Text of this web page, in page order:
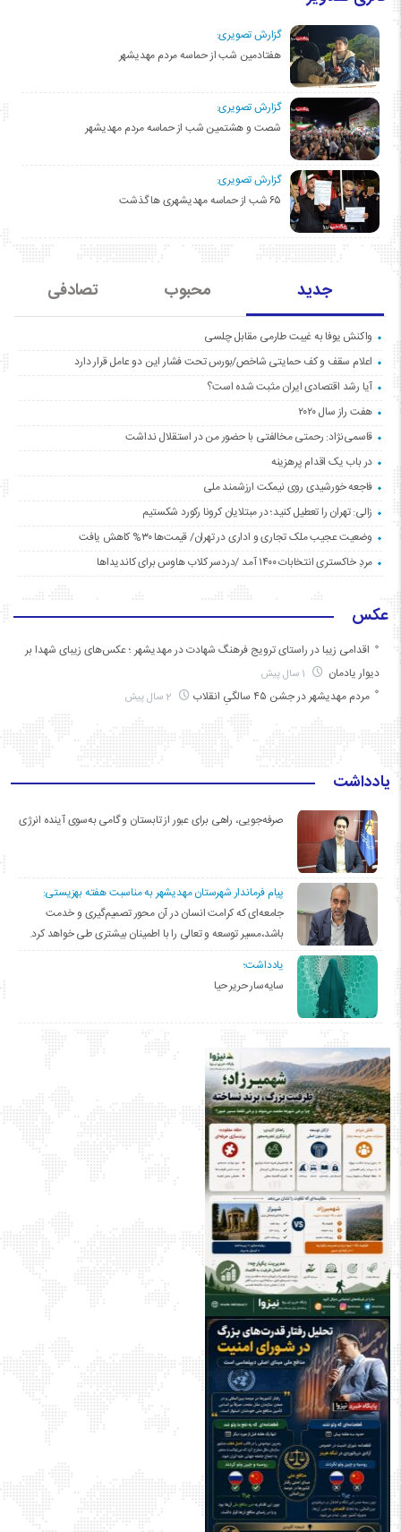
گزارش تصویری:
هفتادمین شب از حماسه مردم مهدیشهر
گزارش تصویری:
شصت و هشتمین شب از حماسه مردم مهدیشهر
گزارش تصویری:
۶۵ شب از حماسه مهدیشهری ها گذشت
جدید محبوب تصادفی
واکنش یوفا به غیبت طارمی مقابل چلسی
اعلام سقف و کف حمایتی شاخص/بورس تحت فشار این دو عامل قرار دارد
آیا رشد اقتصادی ایران مثبت شده است؟
هفت راز سال ۲۰۲۰
قاسمی‌نژاد: رحمتی مخالفتی با حضور من در استقلال نداشت
در باب یک اقدام پرهزینه
فاجعه خورشیدی روی نیمکت ارزشمند ملی
زالی: تهران را تعطیل کنید؛ در مبتلایان کرونا رکورد شکستیم
وضعیت عجیب ملک تجاری و اداری در تهران/ قیمت‌ها ۳۰% کاهش یافت
مردِ خاکستری انتخابات ۱۴۰۰ آمد /دردسر کلاب هاوس برای کاندیداها
عکس
اقدامی زیبا در راستای ترویج فرهنگ شهادت در مهدیشهر ؛ عکس‌های زیبای شهدا بر
دیوار یادمان
مردم مهدیشهر در جشن ۴۵ سالگیِ انقلاب
یادداشت
صرفه‌جویی، راهی برای عبور از تابستان و گامی به‌سوی آینده انرژی
پیام فرماندار شهرستان مهدیشهر به مناسبت هفته بهزیستی:
جامعه‌ای که کرامت انسان در آن محور تصمیم‌گیری و خدمت
باشد،مسیر توسعه و تعالی را با اطمینان بیشتری طی خواهد کرد.
یادداشت؛
سایه‌سار حریر حیا